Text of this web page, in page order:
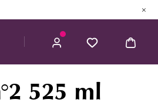
Kérastase
83,00 € J’ACHÈTE
525 ml